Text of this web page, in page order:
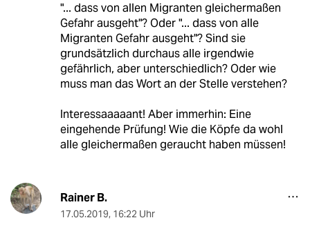
"... dass von allen Migranten gleichermaßen
Gefahr ausgeht"? Oder "... dass von alle
Migranten Gefahr ausgeht"? Sind sie
grundsätzlich durchaus alle irgendwie
gefährlich, aber unterschiedlich? Oder wie
muss man das Wort an der Stelle verstehen?
Interessaaaaant! Aber immerhin: Eine
eingehende Prüfung! Wie die Köpfe da wohl
alle gleichermaßen geraucht haben müssen!
Rainer B.
17.05.2019, 16:22 Uhr